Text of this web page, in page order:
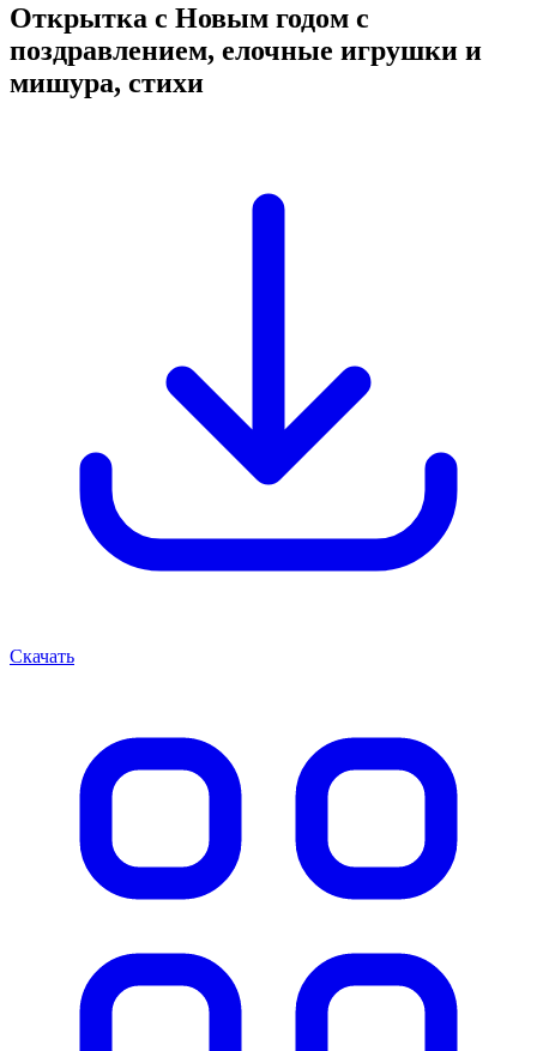
Открытка с Новым годом с
поздравлением, елочные игрушки и
мишура, стихи
Скачать